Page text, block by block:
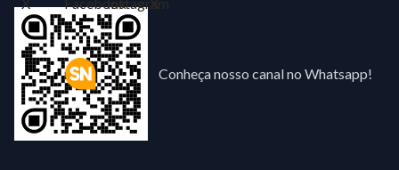
Conheça nosso canal no Whatsapp!